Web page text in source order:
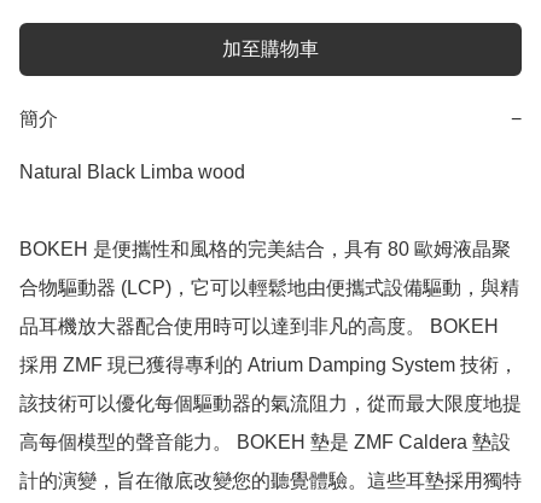
加至購物車
簡介 −
Natural Black Limba wood
BOKEH 是便攜性和風格的完美結合，具有 80 歐姆液晶聚
合物驅動器 (LCP)，它可以輕鬆地由便攜式設備驅動，與精
品耳機放大器配合使用時可以達到非凡的高度。 BOKEH
採用 ZMF 現已獲得專利的 Atrium Damping System 技術，
該技術可以優化每個驅動器的氣流阻力，從而最大限度地提
高每個模型的聲音能力。 BOKEH 墊是 ZMF Caldera 墊設
計的演變，旨在徹底改變您的聽覺體驗。這些耳墊採用獨特